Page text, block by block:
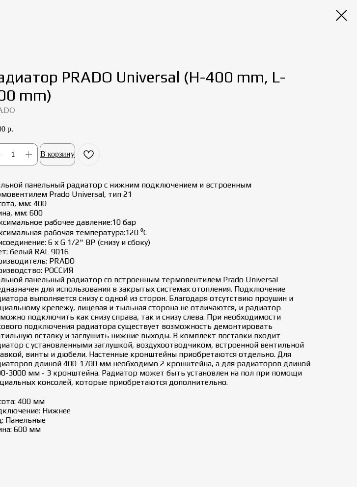
PRADO Universal (H-400 mm, L-
mm)
р.
В корзину
панельный радиатор с нижним подключением и встроенным
Prado Universal, тип 21
мм: 400
мм: 600
рабочее давление:10 бар
рабочая температура:120 ⁰С
6 х G 1/2" ВР (снизу и сбоку)
белый RAL 9016
PRADO
РОССИЯ
панельный радиатор со встроенным термовентилем Prado Universal
для использования в закрытых системах отопления. Подключение
выполняется снизу с одной из сторон. Благодаря отсутствию проушин и
крепежу, лицевая и тыльная сторона не отличаются, и радиатор
подключить как снизу справа, так и снизу слева. При необходимости
подключения радиатора существует возможность демонтировать
вставку и заглушить нижние выходы. В комплект поставки входит
с установленными заглушкой, воздухоотводчиком, встроенной вентильной
винты и дюбели. Настенные кронштейны приобретаются отдельно. Для
длиной 400-1700 мм необходимо 2 кронштейна, а для радиаторов длиной
3000 мм - 3 кронштейна. Радиатор может быть установлен на пол при помощи
консолей, которые приобретаются дополнительно.
400 мм
Нижнее
Панельные
600 мм